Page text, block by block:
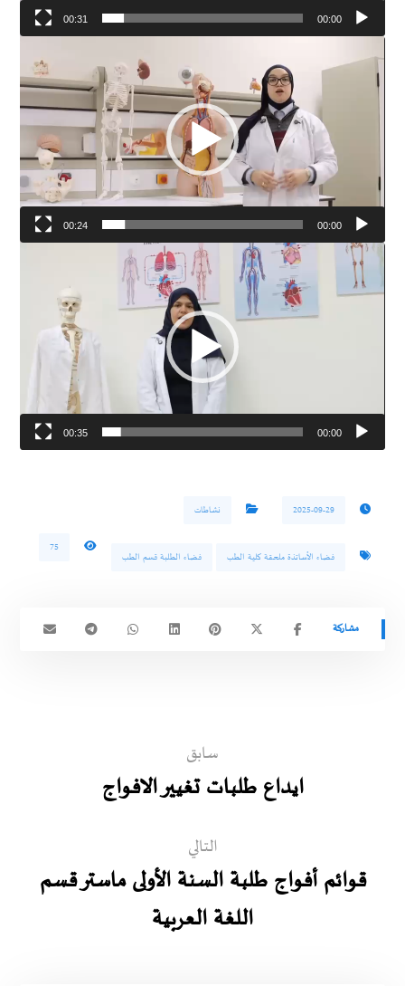
00:00
00:31
مشغل
الفيديو
00:00
00:24
مشغل
الفيديو
00:00
00:35
2025-09-29 نشاطات
فضاء الأساتذة ملحقة كلية الطب فضاء الطلبة قسم الطب
75
سابق
ايداع طلبات تغيير الافواج
التالي
قوائم أفواج طلبة السنة الأولى ماستر قسم
اللغة العربية